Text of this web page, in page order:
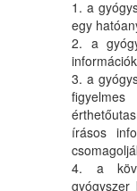
1. a
egy
2. a
3. a
írásos
4. a
gyógyszer